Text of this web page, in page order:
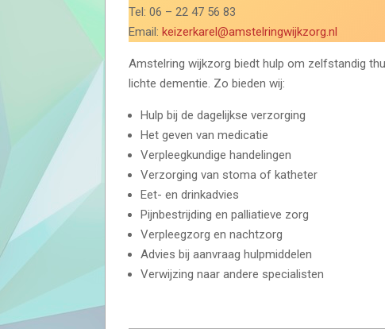
Tel: 06 – 22 47 56 83
Email: keizerkarel@amstelringwijkzorg.nl
Amstelring wijkzorg biedt hulp om zelfstandig
lichte dementie. Zo bieden wij:
Hulp bij de dagelijkse verzorging
Het geven van medicatie
Verpleegkundige handelingen
Verzorging van stoma of katheter
Eet- en drinkadvies
Pijnbestrijding en palliatieve zorg
Verpleegzorg en nachtzorg
Advies bij aanvraag hulpmiddelen
Verwijzing naar andere specialisten